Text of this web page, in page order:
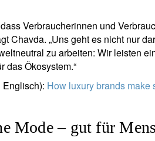
Verbraucherinnen und
Chavda. „Uns geht es nicht nur
zu arbeiten: Wir leisten
das Ökosystem.“
How luxury brands
Mode – gut für